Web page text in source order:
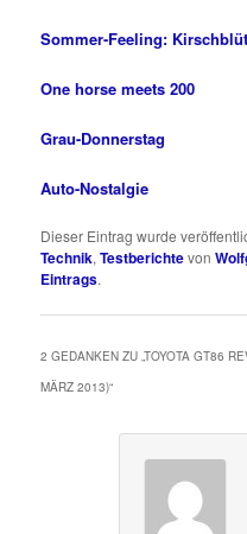
Sommer-Feeling:
One horse meets 200
Grau-Donnerstag
Auto-Nostalgie
Dieser Eintrag wurde
Technik,Testberichtevon
Eintrags.
2 GEDANKEN ZU „TOYOTA GT86
MÄRZ 2013)“